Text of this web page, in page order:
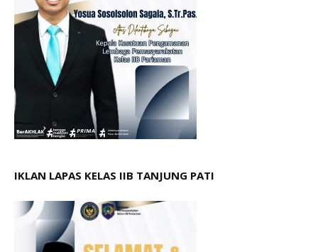
IKLAN LAPAS KELAS IIB TANJUNG PATI